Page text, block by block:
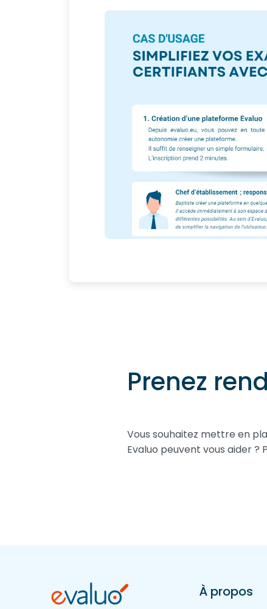
Prenez
Vous souhaitez mettre en
Evaluo peuvent vous aider
À propos